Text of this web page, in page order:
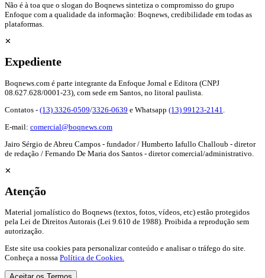
Não é à toa que o slogan do Boqnews sintetiza o compromisso do grupo
Enfoque com a qualidade da informação: Boqnews, credibilidade em todas as
plataformas.
✕
Expediente
Boqnews.com é parte integrante da Enfoque Jornal e Editora (CNPJ
08.627.628/0001-23), com sede em Santos, no litoral paulista.
Contatos - (13) 3326-0509/3326-0639 e Whatsapp (13) 99123-2141
E-mail: comercial@boqnews.com
Jairo Sérgio de Abreu Campos - fundador / Humberto Iafullo Challoub - diretor
de redação / Fernando De Maria dos Santos - diretor comercial/administrativo.
✕
Atenção
Material jornalístico do Boqnews (textos, fotos, vídeos, etc) estão protegidos
pela Lei de Direitos Autorais (Lei 9.610 de 1988). Proibida a reprodução sem
autorização.
Este site usa cookies para personalizar conteúdo e analisar o tráfego do site.
Conheça a nossa Política de Cookies.